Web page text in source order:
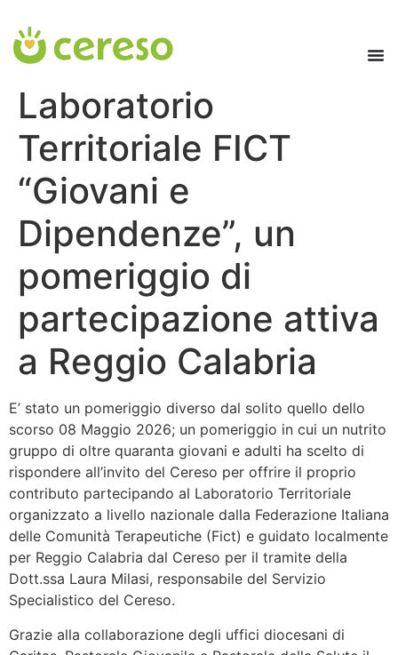
Laboratorio
Territoriale FICT
“Giovani e
Dipendenze”, un
pomeriggio di
partecipazione attiva
a Reggio Calabria
E’ stato un pomeriggio diverso dal solito quello dello
scorso 08 Maggio 2026; un pomeriggio in cui un nutrito
gruppo di oltre quaranta giovani e adulti ha scelto di
rispondere all’invito del Cereso per offrire il proprio
contributo partecipando al Laboratorio Territoriale
organizzato a livello nazionale dalla Federazione Italiana
delle Comunità Terapeutiche (Fict) e guidato localmente
per Reggio Calabria dal Cereso per il tramite della
Dott.ssa Laura Milasi, responsabile del Servizio
Specialistico del Cereso.
Grazie alla collaborazione degli uffici diocesani di